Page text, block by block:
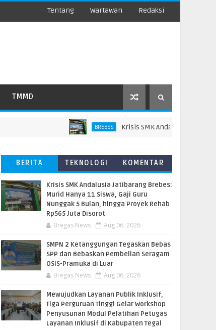
Tentang Wartawan Redaksi
TMMD
BREBES Krisis SMK Andalusia Jatibarang
BERITA
TERBARU
TEKNOLOGI
KOMENTAR
Krisis SMK Andalusia Jatibarang Brebes:
Murid Hanya 11 Siswa, Gaji Guru
Nunggak 5 Bulan, hingga Proyek Rehab
Rp565 Juta Disorot
Bregas News Aug 06, 2026
SMPN 2 Ketanggungan Tegaskan Bebas
SPP dan Bebaskan Pembelian Seragam
OSIS-Pramuka di Luar
Bregas News Aug 06, 2026
​Mewujudkan Layanan Publik Inklusif,
Tiga Perguruan Tinggi Gelar Workshop
Penyusunan Modul Pelatihan Petugas
Layanan Inklusif di Kabupaten Tegal